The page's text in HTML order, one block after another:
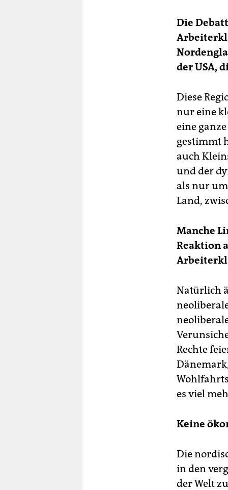
Die
der USA,
Diese
nur eine
eine
gestimmt
auch
und der
als nur
Land,
Manche
Reaktion
Natürlich
Rechte
es viel
Keine
Die
in den
der Welt